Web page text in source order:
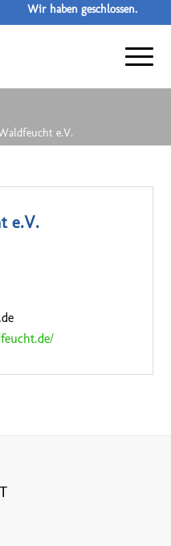
Wir haben geschlossen.
e.V.
e.V.